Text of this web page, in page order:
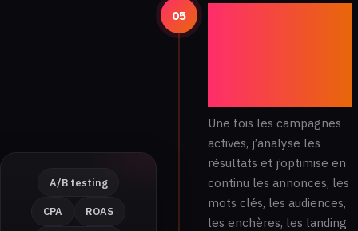
05
Une fois les campagnes
actives, j’analyse les
résultats et j’optimise en
continu les annonces, les
mots clés, les audiences,
les enchères, les landing
A/B testing
CPA ROAS